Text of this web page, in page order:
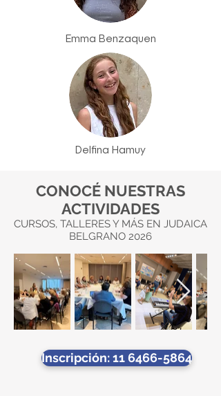
Emma Benzaquen
Delfina Hamuy
CONOCÉ NUESTRAS
ACTIVIDADES
CURSOS, TALLERES Y MÁS EN JUDAICA
BELGRANO 2026
Inscripción: 11 6466-5864